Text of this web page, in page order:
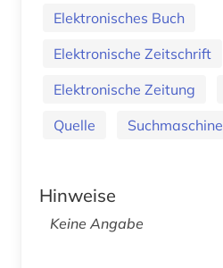
Elektronisches Buch
Elektronische Zeitschrift
Elektronische Zeitung
Quelle
Suchmaschine
Hinweise
Keine Angabe